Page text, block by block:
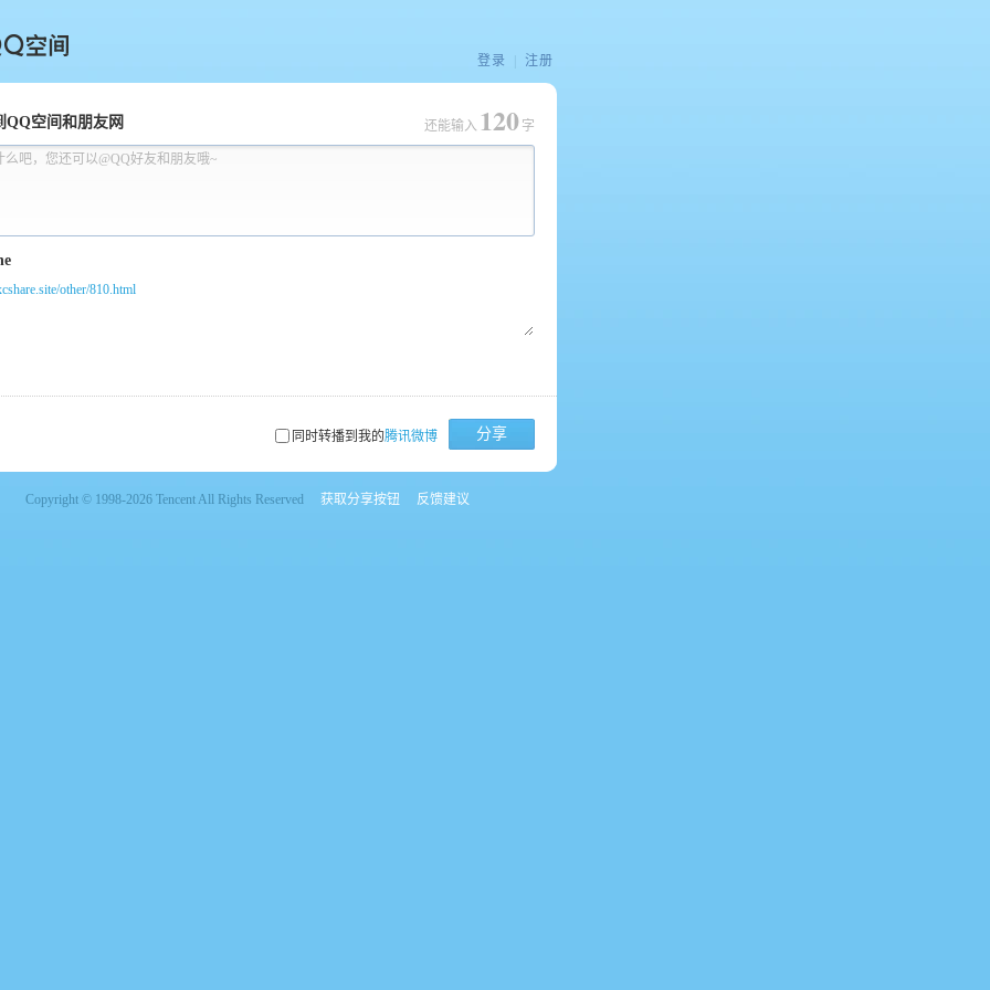
间
登录 注册
QQ空间和朋友网
么吧，您还可以@QQ好友和朋友哦~
还能输入 120 字
other/810.html
同时转播到我的腾讯微博 分享
Copyright © 1998-2026 Tencent All Rights Reserved 获取分享按钮 反馈建议